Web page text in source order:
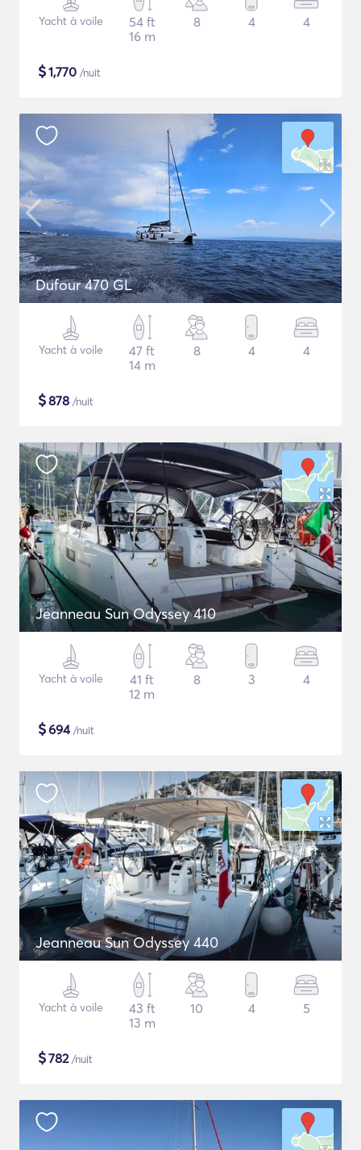
Yacht à voile
54 ft
16 m
8 4 4
$1,770 /nuit
Dufour 470 GL
Yacht à voile
47 ft
14 m
8 4 4
$878 /nuit
Jeanneau Sun Odyssey 410
Yacht à voile
41 ft
12 m
8 3 4
$694/nuit
Jeanneau Sun Odyssey 440
Yacht à voile
43 ft
13 m
10 4 5
$782/nuit